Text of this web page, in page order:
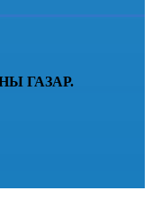
ГАЗАР.